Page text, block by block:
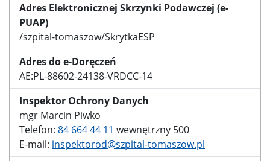
Adres Elektronicznej Skrzynki Podawczej (e-
PUAP)
/szpital-tomaszow/SkrytkaESP
Adres do e-Doręczeń
AE:PL-88602-24138-VRDCC-14
Inspektor Ochrony Danych
mgr Marcin Piwko
Telefon: 84 664 44 11 wewnętrzny 500
E-mail: inspektorod@szpital-tomaszow.pl